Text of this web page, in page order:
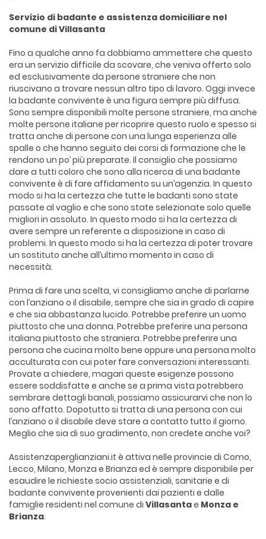
Servizio di badante e assistenza domiciliare nel
comune di Villasanta
Fino a qualche anno fa dobbiamo ammettere che questo
era un servizio difficile da scovare, che veniva offerto solo
ed esclusivamente da persone straniere che non
riuscivano a trovare nessun altro tipo di lavoro. Oggi invece
la badante convivente è una figura sempre più diffusa.
Sono sempre disponibili molte persone straniere, ma anche
molte persone italiane per ricoprire questo ruolo e spesso si
tratta anche di persone con una lunga esperienza alle
spalle o che hanno seguito dei corsi di formazione che le
rendono un po’ più preparate. Il consiglio che possiamo
dare a tutti coloro che sono alla ricerca di una badante
convivente è di fare affidamento su un’agenzia. In questo
modo si ha la certezza che tutte le badanti sono state
passate al vaglio e che sono state selezionate solo quelle
migliori in assoluto. In questo modo si ha la certezza di
avere sempre un referente a disposizione in caso di
problemi. In questo modo si ha la certezza di poter trovare
un sostituto anche all’ultimo momento in caso di
necessità.
Prima di fare una scelta, vi consigliamo anche di parlarne
con l’anziano o il disabile, sempre che sia in grado di capire
e che sia abbastanza lucido. Potrebbe preferire un uomo
piuttosto che una donna. Potrebbe preferire una persona
italiana piuttosto che straniera. Potrebbe preferire una
persona che cucina molto bene oppure una persona molto
acculturata con cui poter fare conversazioni interessanti.
Provate a chiedere, magari queste esigenze possono
essere soddisfatte e anche se a prima vista potrebbero
sembrare dettagli banali, possiamo assicurarvi che non lo
sono affatto. Dopotutto si tratta di una persona con cui
l’anziano o il disabile deve stare a contatto tutto il giorno.
Meglio che sia di suo gradimento, non credete anche voi?
Assistenzaperglianziani.it è attiva nelle provincie di Como,
Lecco, Milano, Monza e Brianza ed è sempre disponibile per
esaudire le richieste socio assistenziali, sanitarie e di
badante convivente provenienti dai pazienti e dalle
famiglie residenti nel comune di Villasantae Monza e
Brianza.